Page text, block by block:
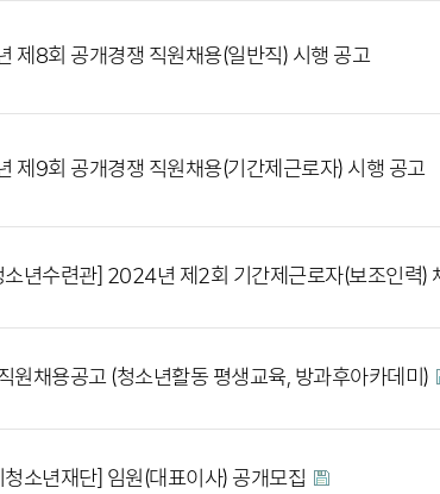
제8회 공개경쟁 직원채용(일반직) 시행 공고
제9회 공개경쟁 직원채용(기간제근로자) 시행 공고
소년수련관] 2024년 제2회 기간제근로자(보조인력)
원채용공고 (청소년활동 평생교육, 방과후아카데미)
소년재단] 임원(대표이사) 공개모집